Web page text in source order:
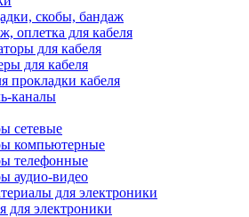
скобы, бандаж
оплетка для кабеля
для кабеля
для кабеля
прокладки кабеля
каналы
сетевые
компьютерные
телефонные
аудио-видео
для электроники
для электроники